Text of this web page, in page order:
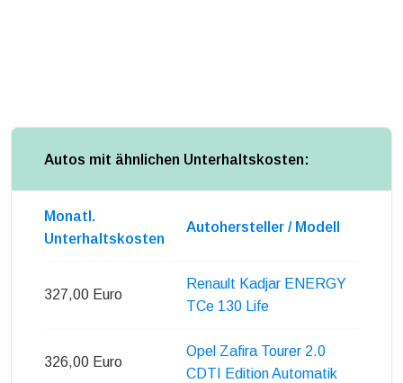
Autos mit ähnlichen Unterhaltskosten:
Monatl.
Unterhaltskosten
Autohersteller / Modell
327,00 Euro
Renault Kadjar ENERGY
TCe 130 Life
326,00 Euro
Opel Zafira Tourer 2.0
CDTI Edition Automatik